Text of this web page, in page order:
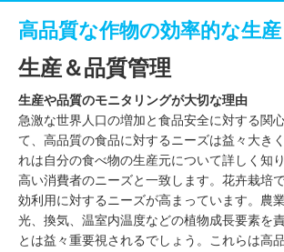
高品質な作物の効率的な生産
生産＆品質管理
生産や品質のモニタリングが大切な理由
急激な世界人口の増加と食品安全に対する関
て、高品質の食品に対するニーズは益々大き
れは自分の食べ物の生産元について詳しく知
高い消費者のニーズと一致します。花卉栽培
効利用に対するニーズが高まっています。農
光、換気、温室内温度などの植物成長要素を
とは益々重要視されるでしょう。これらは高